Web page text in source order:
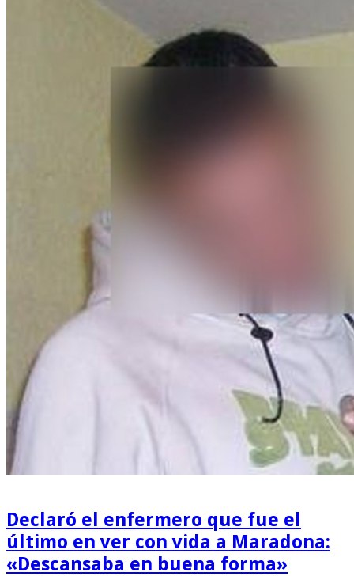
Declaró el enfermero que fue el
último en ver con vida a Maradona:
«Descansaba en buena forma»